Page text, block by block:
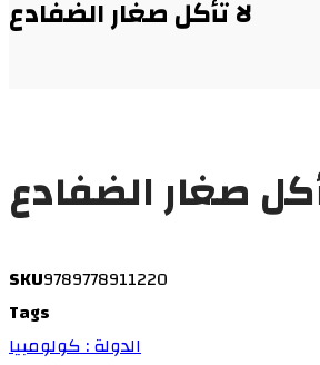
لا تأكل صغار الضفادع
صغار الضفادع
SKU9789778911220
Tags
الدولة : كولومبيا